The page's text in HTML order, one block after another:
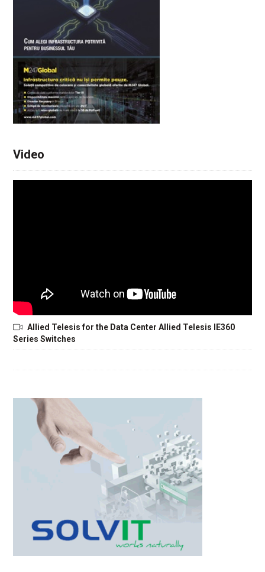
Video
Allied Telesis for the Data Center Allied Telesis IE360
Series Switches